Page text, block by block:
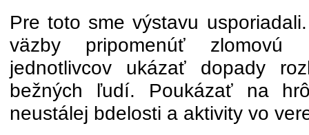
Pre toto sme výstavu
väzby pripomenúť
jednotlivcov ukázať dopady
bežných ľudí. Poukázať na
neustálej bdelosti a aktivity vo